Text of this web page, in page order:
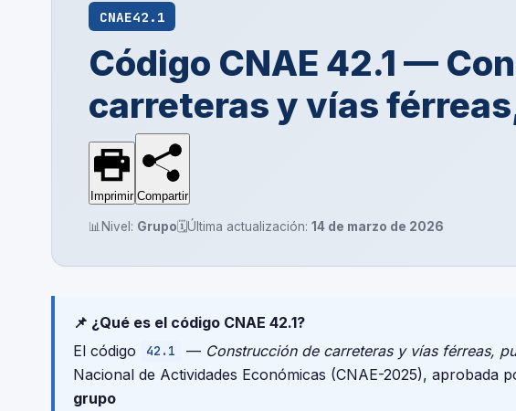
CNAE42.1
Código CNAE 42.1 —
carreteras y vías
Imprimir Compartir
📊 Nivel: Grupo🗓️Última actualización: 14 de marzo de 2026
📌 ¿Qué es el código CNAE 42.1?
El código
42.1 — Construcción de carreteras y vías férreas,
Nacional de Actividades Económicas (CNAE-2025), aprobada
grupo